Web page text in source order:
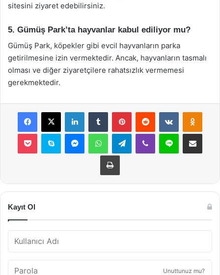
sitesini ziyaret edebilirsiniz.
5. Gümüş Park’ta hayvanlar kabul ediliyor mu?
Gümüş Park, köpekler gibi evcil hayvanların parka
getirilmesine izin vermektedir. Ancak, hayvanların tasmalı
olması ve diğer ziyaretçilere rahatsızlık vermemesi
gerekmektedir.
Facebook
X LinkedInTumblr PinterestReddit VKontakte
Pocket Skype MessengerWhatsAppTelegramViber Line E-Posta ile
Yazdır
Kayıt Ol
Unuttunuz mu?